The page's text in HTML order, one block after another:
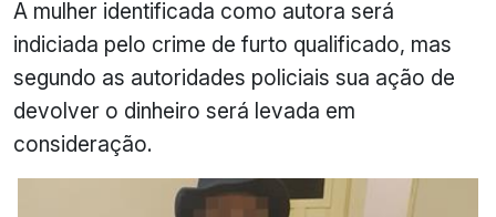
A mulher identificada como autora será
indiciada pelo crime de furto qualificado, mas
segundo as autoridades policiais sua ação de
devolver o dinheiro será levada em
consideração.